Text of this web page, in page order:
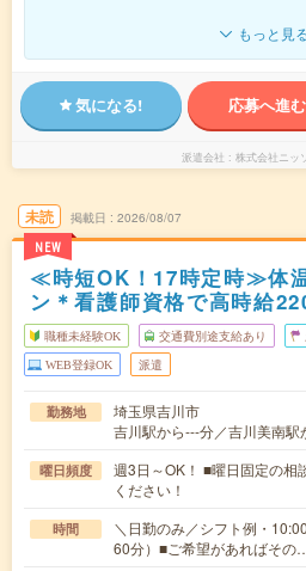
もっと見
気になる! 応募へ進む
派遣会社 株式会社ニッ
未読
NEW
掲載日 2026/08/07
≪時短OK！17時定時≫体
ン＊看護師資格で高時給
職種未経験OK 交通費別途支給あり
WEB登録OK 派遣
勤務地
埼玉県吉川市
吉川駅から---分／吉川美南駅
曜日頻度
週3日～OK！ ■曜日固定の相
ください！
時間
＼日勤のみ／シフト例・
60分）■ご希望があればその